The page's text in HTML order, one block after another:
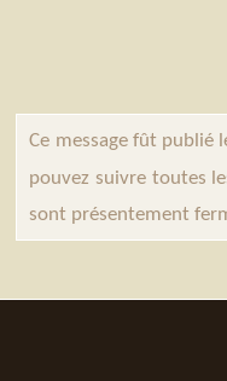
Ce message fût publié
pouvez suivre toutes
sont présentement